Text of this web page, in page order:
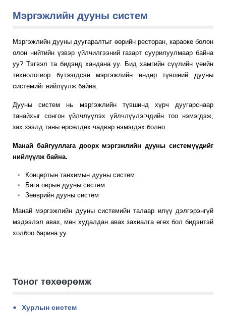
Мэргэжлийн дууны систем
Мэргэжлийн дууны дуугаралтыг өөрийн ресторан, караоке болон
олон нийтийн үзвэр үйлчилгээний газарт суурилуулмаар байна
уу? Тэгвэл та бидэнд хандана уу. Бид хамгийн сүүлийн үеийн
технологиор бүтээгдсэн мэргэжлийн өндөр түвшний дууны
системийг нийлүүлж байна.
Дууны систем нь мэргэжлийн түвшинд хүрч дуугарснаар
танайхыг сонгон үйлчлүүлэх үйлчлүүлэгчдийн тоо нэмэгдэж,
зах зээлд таны өрсөлдөх чадвар нэмэгдэх болно.
Манай байгууллага доорх мэргэжлийн дууны системүүдийг
нийлүүлж байна.
Концертын танхимын дууны систем
Бага оврын дууны систем
Зөөврийн дууны систем
Манай мэргэжлийн дууны системийн талаар илүү дэлгэрэнгүй
мэдээлэл авах, мөн худалдан авах захиалга өгөх бол бидэнтэй
холбоо барина уу.
Тоног төхөөрөмж
Хурлын систем